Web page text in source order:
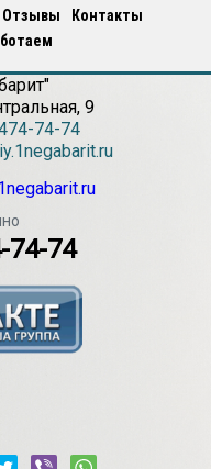
Отзывы
Контакты
9
74-74
74-74